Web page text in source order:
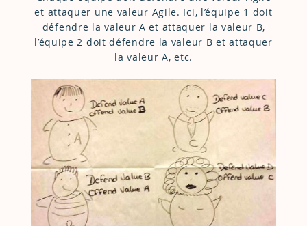
et attaquer une valeur Agile. Ici, l’équipe 1 doit
défendre la valeur A et attaquer la valeur B,
l’équipe 2 doit défendre la valeur B et attaquer
la valeur A, etc.